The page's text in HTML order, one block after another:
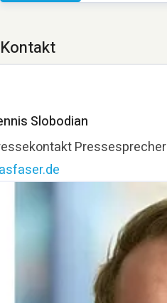
Kontakt
Slobodian
Pressesprecher